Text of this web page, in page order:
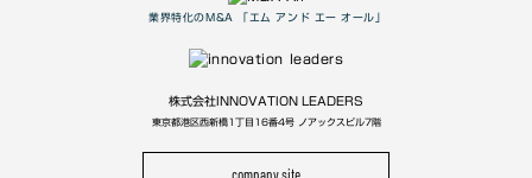
業界特化のM&A 「エム アンド エー オール」
株式会社INNOVATION LEADERS
東京都港区西新橋1丁目16番4号 ノアックスビル7階